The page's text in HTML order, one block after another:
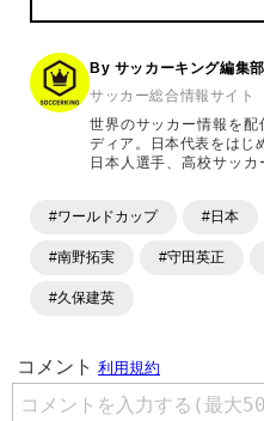
By サッカーキング編集部
サッカー総合情報サイト
世界のサッカー情報を配
ディア。日本代表をはじ
日本人選手、高校サッカ
ます。「X」「
#ワールドカップ #日本
#南野拓実 #守田英正
#久保建英